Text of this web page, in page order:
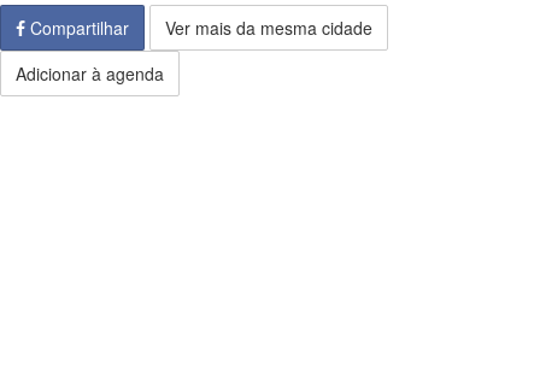
Compartilhar
Ver mais da mesma cidade
Adicionar à agenda